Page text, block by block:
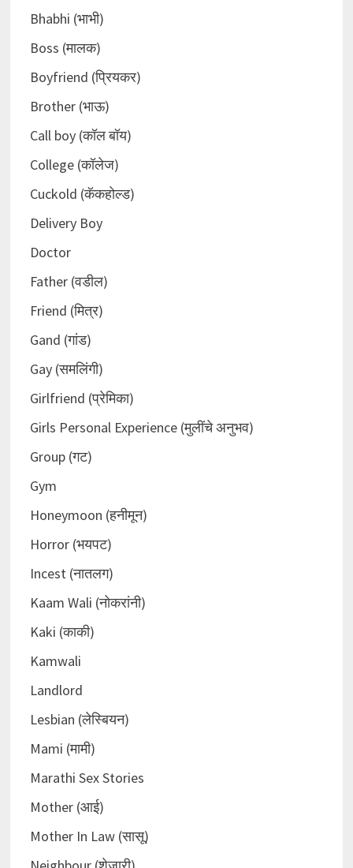
Bhabhi (भाभी)
Boss (मालक)
Boyfriend (प्रियकर)
Brother (भाऊ)
Call boy (कॉल बॉय)
College (कॉलेज)
Cuckold (कॅकहोल्ड)
Delivery Boy
Doctor
Father (वडील)
Friend (मित्र)
Gand (गांड)
Gay (समलिंगी)
Girlfriend (प्रेमिका)
Girls Personal Experience (मुलींचे अनुभव)
Group (गट)
Gym
Honeymoon (हनीमून)
Horror (भयपट)
Incest (नातलग)
Kaam Wali (नोकरांनी)
Kaki (काकी)
Kamwali
Landlord
Lesbian (लेस्बियन)
Mami (मामी)
Marathi Sex Stories
Mother (आई)
Mother In Law (सासू)